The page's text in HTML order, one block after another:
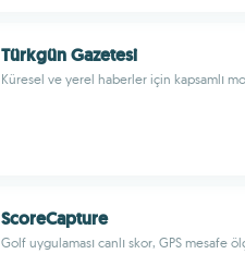
Türkgün Gazetesi
Küresel ve yerel haberler için kapsamlı
ScoreCapture
Golf uygulaması canlı skor, GPS mesafe